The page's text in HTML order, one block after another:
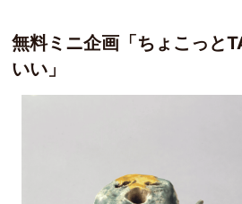
カフェ・ショップ
無料ミニ企画「ちょこっと
いい」